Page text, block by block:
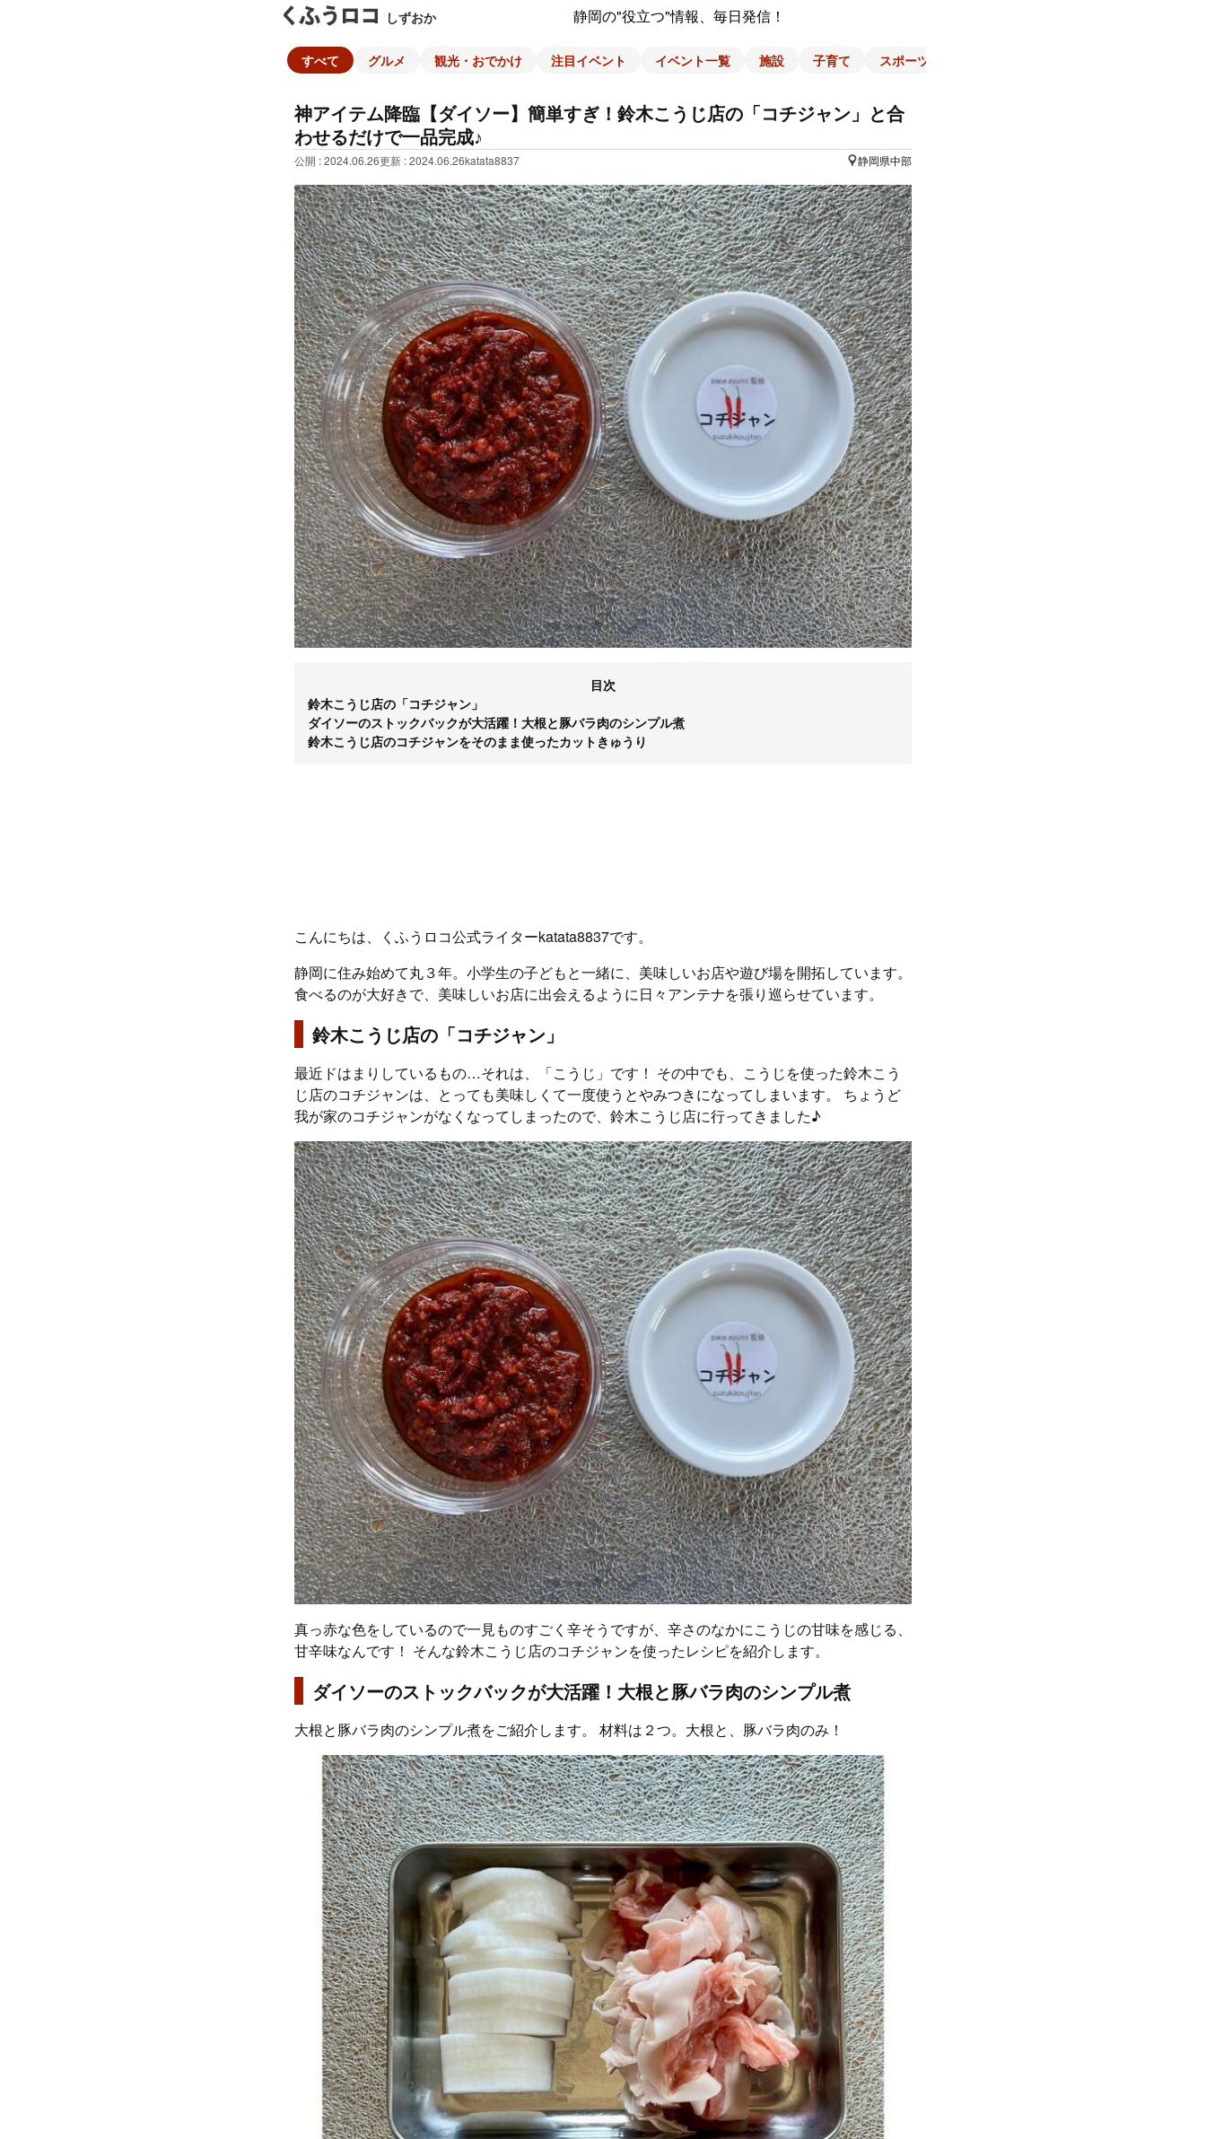
しずおか 静岡の"役立つ"情報、毎日発信！
すべて グルメ 観光・おでかけ 注目イベント イベント一覧 施設 子育て スポーツ
神アイテム降臨【ダイソー】簡単すぎ！鈴木こうじ店の「コチジャン」と合
わせるだけで一品完成♪
公開 : 2024.06.26更新 : 2024.06.26katata8837 静岡県中部
目次
鈴木こうじ店の「コチジャン」
ダイソーのストックバックが大活躍！大根と豚バラ肉のシンプル煮
鈴木こうじ店のコチジャンをそのまま使ったカットきゅうり
こんにちは、くふうロコ公式ライターkatata8837です。
静岡に住み始めて丸３年。小学生の子どもと一緒に、美味しいお店や遊び場を開拓しています。
食べるのが大好きで、美味しいお店に出会えるように日々アンテナを張り巡らせています。
鈴木こうじ店の「コチジャン」
最近ドはまりしているもの…それは、「こうじ」です！ その中でも、こうじを使った鈴木こう
じ店のコチジャンは、とっても美味しくて一度使うとやみつきになってしまいます。 ちょうど
我が家のコチジャンがなくなってしまったので、鈴木こうじ店に行ってきました♪
真っ赤な色をしているので一見ものすごく辛そうですが、辛さのなかにこうじの甘味を感じる、
甘辛味なんです！ そんな鈴木こうじ店のコチジャンを使ったレシピを紹介します。
ダイソーのストックバックが大活躍！大根と豚バラ肉のシンプル煮
大根と豚バラ肉のシンプル煮をご紹介します。 材料は２つ。大根と、豚バラ肉のみ！